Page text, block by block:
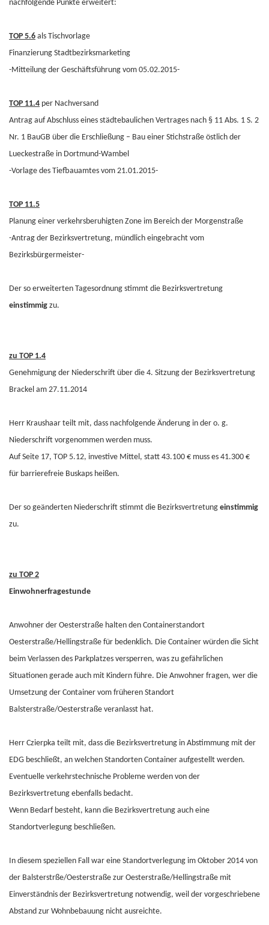
nachfolgende Punkte erweitert:
TOP 5.6 als Tischvorlage
Finanzierung Stadtbezirksmarketing
-Mitteilung der Geschäftsführung vom 05.02.2015-
TOP 11.4 per Nachversand
Antrag auf Abschluss eines städtebaulichen Vertrages nach § 11 Abs. 1 S. 2
Nr. 1 BauGB über die Erschließung – Bau einer Stichstraße östlich der
Lueckestraße in Dortmund-Wambel
-Vorlage des Tiefbauamtes vom 21.01.2015-
TOP 11.5
Planung einer verkehrsberuhigten Zone im Bereich der Morgenstraße
-Antrag der Bezirksvertretung, mündlich eingebracht vom
Bezirksbürgermeister-
Der so erweiterten Tagesordnung stimmt die Bezirksvertretung
einstimmig zu.
zu TOP 1.4
Genehmigung der Niederschrift über die 4. Sitzung der Bezirksvertretung
Brackel am 27.11.2014
Herr Kraushaar teilt mit, dass nachfolgende Änderung in der o. g.
Niederschrift vorgenommen werden muss.
Auf Seite 17, TOP 5.12, investive Mittel, statt 43.100 € muss es 41.300 €
für barrierefreie Buskaps heißen.
Der so geänderten Niederschrift stimmt die Bezirksvertretung einstimmig
zu.
zu TOP 2
Einwohnerfragestunde
Anwohner der Oesterstraße halten den Containerstandort
Oesterstraße/Hellingstraße für bedenklich. Die Container würden die Sicht
beim Verlassen des Parkplatzes versperren, was zu gefährlichen
Situationen gerade auch mit Kindern führe. Die Anwohner fragen, wer die
Umsetzung der Container vom früheren Standort
Balsterstraße/Oesterstraße veranlasst hat.
Herr Czierpka teilt mit, dass die Bezirksvertretung in Abstimmung mit der
EDG beschließt, an welchen Standorten Container aufgestellt werden.
Eventuelle verkehrstechnische Probleme werden von der
Bezirksvertretung ebenfalls bedacht.
Wenn Bedarf besteht, kann die Bezirksvertretung auch eine
Standortverlegung beschließen.
In diesem speziellen Fall war eine Standortverlegung im Oktober 2014 von
der Balsterstrße/Oesterstraße zur Oesterstraße/Hellingstraße mit
Einverständnis der Bezirksvertretung notwendig, weil der vorgeschriebene
Abstand zur Wohnbebauung nicht ausreichte.